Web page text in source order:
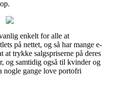
enkelt for alle at
på nettet, og så har mange e-
at trykke salgspriserne på deres
og samtidig også til kvinder og
nogle gange love portofri